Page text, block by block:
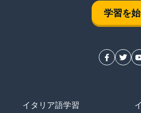
学習を
イタリア語学習